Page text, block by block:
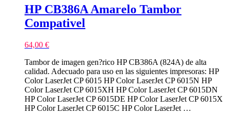
HP CB386A Amarelo Tambor
Compativel
64,00 €
Tambor de imagen gen?rico HP CB386A (824A) de alta
calidad. Adecuado para uso en las siguientes impresoras: HP
Color LaserJet CP 6015 HP Color LaserJet CP 6015N HP
Color LaserJet CP 6015XH HP Color LaserJet CP 6015DN
HP Color LaserJet CP 6015DE HP Color LaserJet CP 6015X
HP Color LaserJet CP 6015C HP Color LaserJet …